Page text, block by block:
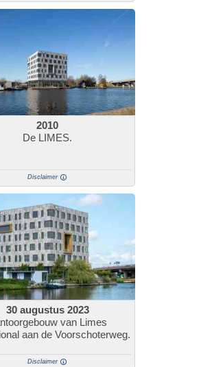
2010
De LIMES.
Disclaimer
30 augustus 2023
van Limes
aan de Voorschoterweg.
Disclaimer